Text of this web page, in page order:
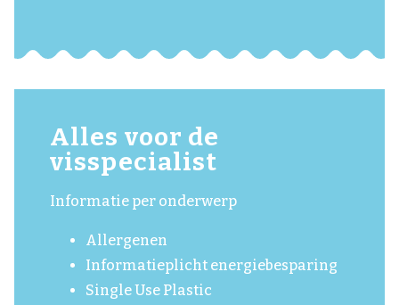
Alles voor de
visspecialist
Informatie per onderwerp
Allergenen
Informatieplicht energiebesparing
Single Use Plastic